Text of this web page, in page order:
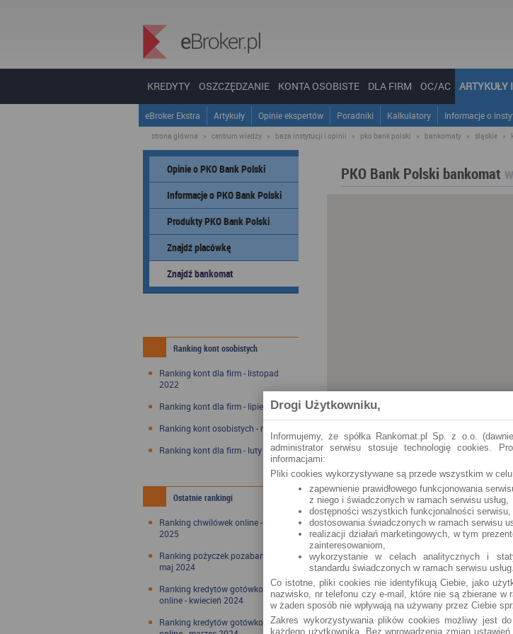
KREDYTY OSZCZĘDZANIE KONTA OSOBISTE DLA FIRM OC/AC ARTYKUŁY
eBroker Ekstra Artykuły Opinie ekspertów Poradniki Kalkulatory Informacje o
strona główna » centrum wiedzy » baza instytucji i opinii » pko bank polski » bankomaty » śląskie »
Opinie o PKO Bank Polski
Informacje o PKO Bank Polski
Produkty PKO Bank Polski
Znajdź placówkę
Znajdź bankomat
Ranking kont osobistych
Ranking kont dla firm - listopad
2022
Ranking kont dla firm - lipiec 2022
Ranking kont osobistych - maj 2022
Ranking kont dla firm - luty 2022
Ostatnie rankingi
Ranking chwilówek online - styczeń
2025
Ranking pożyczek pozabankowych -
maj 2024
Ranking kredytów gotówkowych
online - kwiecień 2024
Ranking kredytów gotówkowych
PKO Bank Polski bankomat
Drogi Użytkowniku,
Informujemy, że spółka Rankomat.pl Sp. z o.o.
administrator serwisu stosuje technologię cookies.
informacjami:
Pliki cookies wykorzystywane są przede wszystkim w
zapewnienie prawidłowego funkcjonowania
z niego i świadczonych w ramach serwisu usług,
dostępności wszystkich funkcjonalności serwisu,
dostosowania świadczonych w ramach serwisu
realizacji działań marketingowych, w tym
zainteresowaniom,
wykorzystanie w celach analitycznych i
standardu świadczonych w ramach serwisu usług.
Co istotne, pliki cookies nie identyfikują Ciebie, jako
nazwisko, nr telefonu czy e-mail, które nie są zbierane w
w żaden sposób nie wpływają na używany przez Ciebie
Zakres wykorzystywania plików cookies możliwy jest
każdego użytkownika. Bez wprowadzenia zmian